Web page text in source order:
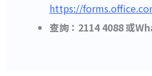
https://
查詢：2114 4088 或